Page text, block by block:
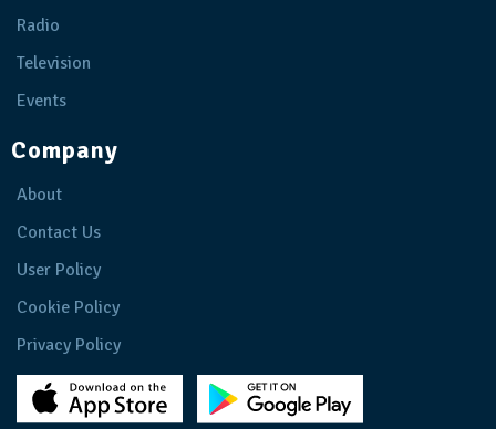
Radio
Television
Events
Company
About
Contact Us
User Policy
Cookie Policy
Privacy Policy